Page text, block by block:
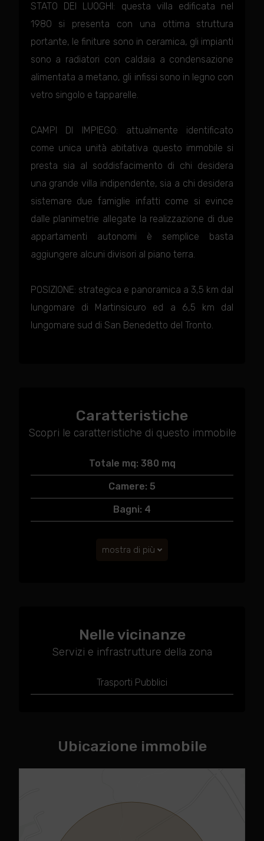
STATO DEI LUOGHI: questa villa edificata nel
1980 si presenta con una ottima struttura
portante, le finiture sono in ceramica, gli impianti
sono a radiatori con caldaia a condensazione
alimentata a metano, gli infissi sono in legno con
vetro singolo e tapparelle.
CAMPI DI IMPIEGO: attualmente identificato
come unica unità abitativa questo immobile si
presta sia al soddisfacimento di chi desidera
una grande villa indipendente, sia a chi desidera
sistemare due famiglie infatti come si evince
dalle planimetrie allegate la realizzazione di due
appartamenti autonomi è semplice basta
aggiungere alcuni divisori al piano terra.
POSIZIONE: strategica e panoramica a 3,5 km dal
lungomare di Martinsicuro ed a 6,5 km dal
lungomare sud di San Benedetto del Tronto.
Caratteristiche
Scopri le caratteristiche di questo immobile
Totale mq: 380 mq
Camere: 5
Bagni: 4
mostra di più
Nelle vicinanze
Servizi e infrastrutture della zona
Trasporti Pubblici
Ubicazione immobile